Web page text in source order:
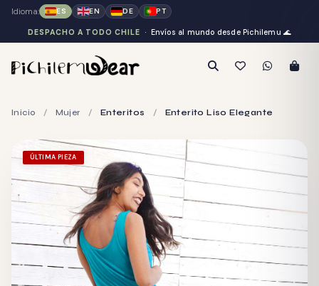
Idioma: ES EN DE PT
DESPACHO A TODO CHILE · Envíos al mundo desde Pichilemu🌊
Inicio / Mujer / Enteritos / Enterito Liso Elegante
ÚLTIMA PIEZA